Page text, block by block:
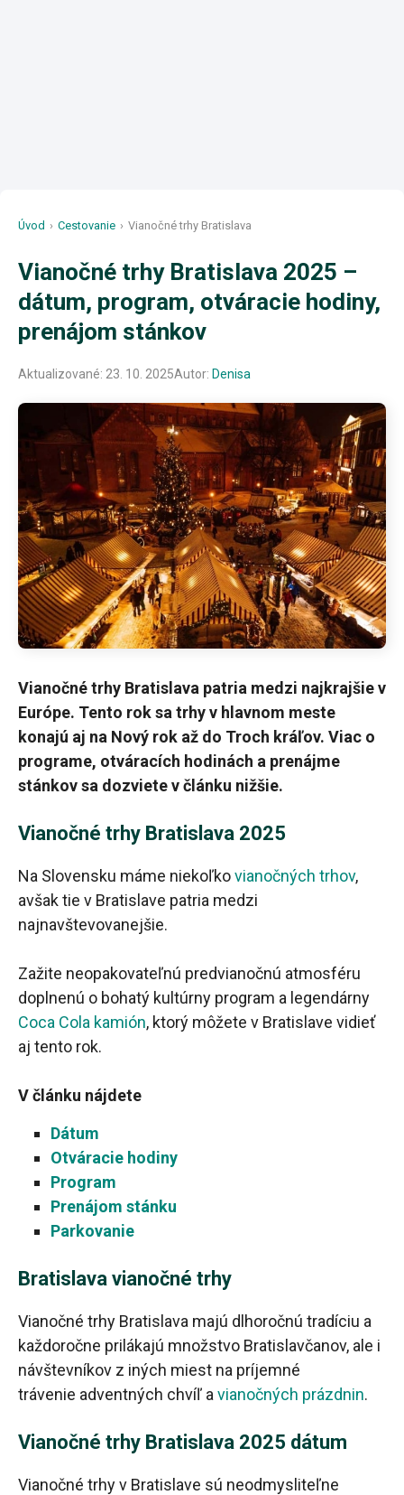
Úvod › Cestovanie › Vianočné trhy Bratislava
Vianočné trhy Bratislava 2025 –
dátum, program, otváracie hodiny,
prenájom stánkov
Aktualizované: 23. 10. 2025Autor: Denisa
Vianočné trhy Bratislava patria medzi najkrajšie v
Európe. Tento rok sa trhy v hlavnom meste
konajú aj na Nový rok až do Troch kráľov. Viac o
programe, otváracích hodinách a prenájme
stánkov sa dozviete v článku nižšie.
Vianočné trhy Bratislava 2025
Na Slovensku máme niekoľkovianočných trhov,
avšak tie v Bratislave patria medzi
najnavštevovanejšie.
Zažite neopakovateľnú predvianočnú atmosféru
doplnenú o bohatý kultúrny program a legendárny
Coca Cola kamión, ktorý môžete v Bratislave vidieť
aj tento rok.
V článku nájdete
Dátum
Otváracie hodiny
Program
Prenájom stánku
Parkovanie
Bratislava vianočné trhy
Vianočné trhy Bratislava majú dlhoročnú tradíciu a
každoročne prilákajú množstvo Bratislavčanov, ale i
návštevníkov z iných miest na príjemné
trávenie adventných chvíľ a vianočných prázdnin.
Vianočné trhy Bratislava 2025 dátum
Vianočné trhy v Bratislave sú neodmysliteľne